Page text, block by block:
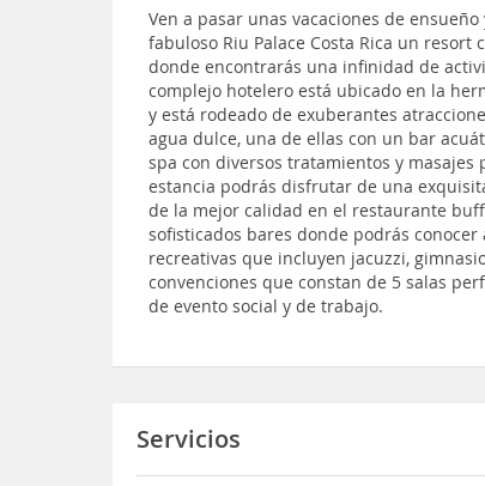
Ven a pasar unas vacaciones de
fabuloso Riu Palace Costa Rica un
donde encontrarás una infinidad de
complejo hotelero está ubicado en la
y está rodeado de exuberantes
agua dulce, una de ellas con un bar
spa con diversos tratamientos y
estancia podrás disfrutar de una
de la mejor calidad en el restaurante
sofisticados bares donde podrás
recreativas que incluyen jacuzzi,
convenciones que constan de 5 salas
de evento social y de trabajo.
Servicios